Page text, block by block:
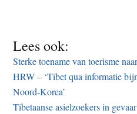
Lees ook:
Sterke toename van toerisme
HRW – ‘Tibet qua informatie
Noord-Korea’
Tibetaanse asielzoekers in